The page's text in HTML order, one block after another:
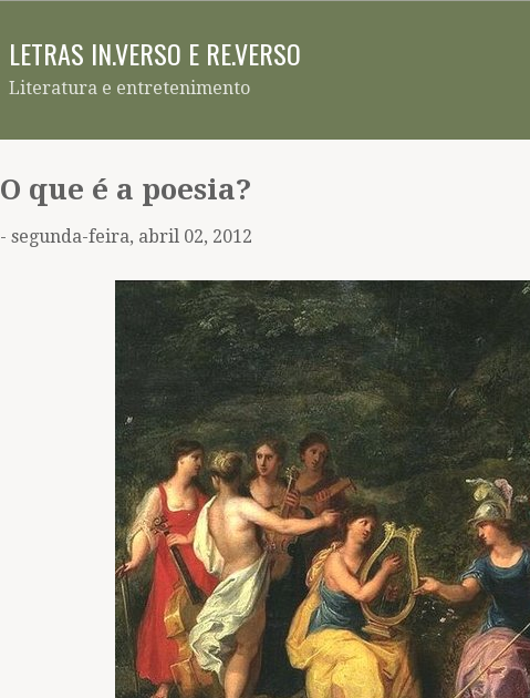
LETRAS IN.VERSO E RE.VERSO
Literatura e entretenimento
O que é a poesia?
- segunda-feira, abril 02, 2012